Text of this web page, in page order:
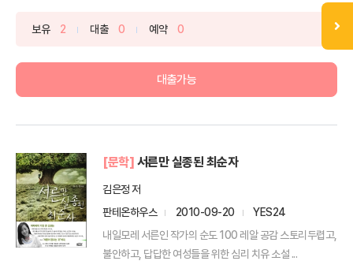
보유 2 대출 0 예약 0
대출가능
[문학] 서른만 실종된 최순자
김은정 저
판테온하우스
2010-09-20
YES24
내일모레 서른인 작가의 순도 100 레알 공감 스토리두렵고,
불안하고, 답답한 여성들을 위한 심리 치유 소설 ...